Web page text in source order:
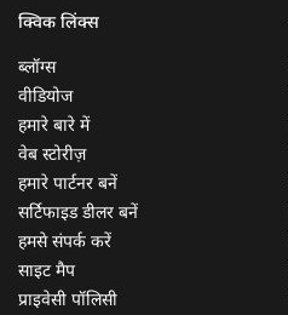
क्विक लिंक्स
ब्लॉग्स
वीडियोज
हमारे बारे में
वेब स्टोरीज़
हमारे पार्टनर बनें
सर्टिफाइड डीलर बनें
हमसे संपर्क करें
साइट मैप
प्राइवेसी पॉलिसी